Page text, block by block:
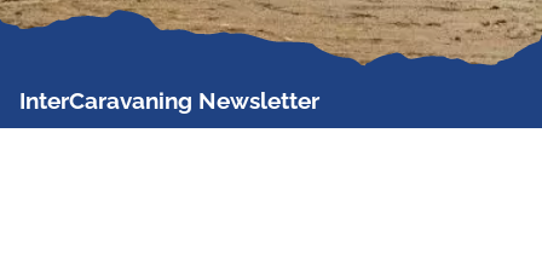
InterCaravaning Newsletter